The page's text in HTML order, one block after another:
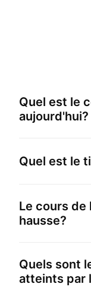
Quel est le
aujourd'hui?
Quel est le
Le cours de
hausse?
Quels sont
atteints par